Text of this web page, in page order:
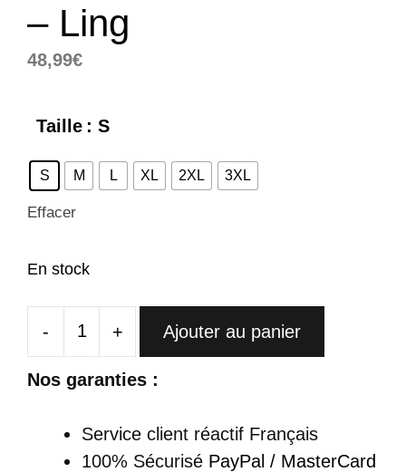
– Ling
48,99€
Taille : S
S M L XL 2XL 3XL
Effacer
En stock
-
quantité
chinoise
fleurie
+ Ajouter au panier
Nos garanties :
Service client réactif Français
100% Sécurisé PayPal / MasterCard